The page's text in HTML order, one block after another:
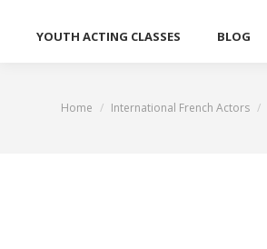
YOUTH ACTING CLASSES BLOG
You are here:
Home International French Actors